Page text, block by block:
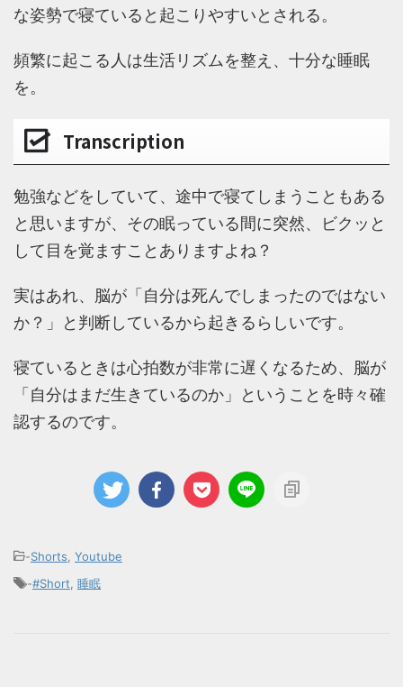
な姿勢で寝ていると起こりやすいとされる。
頻繁に起こる人は生活リズムを整え、十分な睡眠
を。
Transcription
勉強などをしていて、途中で寝てしまうこともある
と思いますが、その眠っている間に突然、ビクッと
して目を覚ますことありますよね？
実はあれ、脳が「自分は死んでしまったのではない
か？」と判断しているから起きるらしいです。
寝ているときは心拍数が非常に遅くなるため、脳が
「自分はまだ生きているのか」ということを時々確
認するのです。
-Shorts Youtube
-#Short 睡眠